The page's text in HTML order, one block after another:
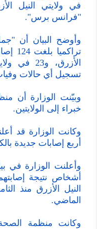
في ولايتي النيل
"فرانس برس".
وأوضح البيان أن
الأزرق،
تسجيل أي حالات
وبيّنت الوزارة أن
خبراء إلى الولايتين.
وكانت الوزارة قد
أربع إصابات جديدة
أشخاص نتيجة
النيل الأزرق منذ
الماضي.
وكانت منظمة الصحة